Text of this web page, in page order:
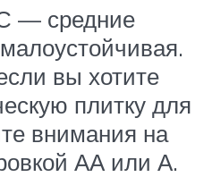
— средние
вы хотите
плитку для
внимания на
АА или А.